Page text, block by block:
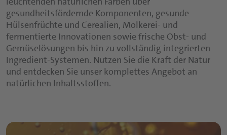
Getränkeherstellung gewährleisten.
herzhaften Kompositionen – lassen sich
Produktportfolios gezielt erweitern und ein
Beitrag zu einer ausgewogenen Ernährung leisten.
gesundheitsfördernde Komponenten, gesunde
Hülsenfrüchte und Cerealien, Molkerei- und
fermentierte Innovationen sowie frische Obst- und
Gemüselösungen bis hin zu vollständig integrierten
Ingredient-Systemen. Nutzen Sie die Kraft der Natur
und entdecken Sie unser komplettes Angebot an
natürlichen Inhaltsstoffen.